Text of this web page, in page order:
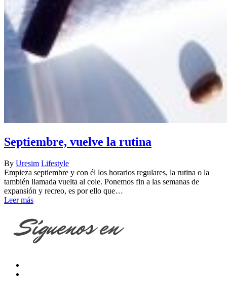
Septiembre, vuelve la rutina
By Uresim Lifestyle
Empieza septiembre y con él los horarios regulares, la rutina o la
también llamada vuelta al cole. Ponemos fin a las semanas de
expansión y recreo, es por ello que…
Leer más